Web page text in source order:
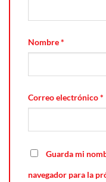
Nombre*
Correo electrónico*
Guarda mi
navegador para la